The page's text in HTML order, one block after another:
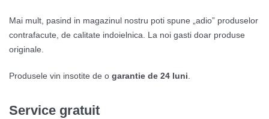
Mai mult, pasind in magazinul nostru poti spune „adio” produselor
contrafacute, de calitate indoielnica. La noi gasti doar produse
originale.
Produsele vin insotite de o garantie de 24 luni
Service gratuit